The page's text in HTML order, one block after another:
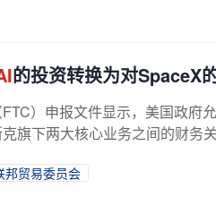
的投资转换为对SpaceX
）申报文件显示，美国政府
旗下两大核心业务之间的财务
邦贸易委员会